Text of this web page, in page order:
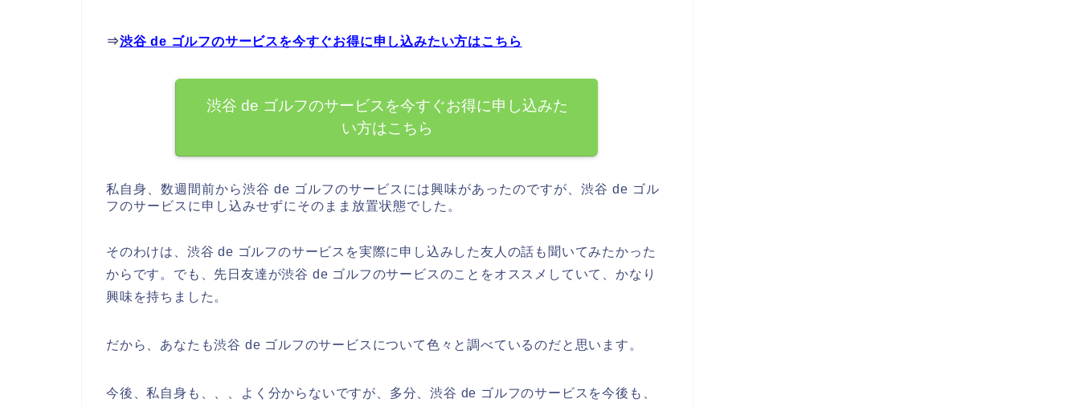
⇒渋谷 de ゴルフのサービスを今すぐお得に申し込みたい方はこちら
渋谷 de ゴルフのサービスを今すぐお得に申し込みた
い方はこちら
私自身、数週間前から渋谷 de ゴルフのサービスには興味があったのですが、渋谷 de ゴル
フのサービスに申し込みせずにそのまま放置状態でした。
そのわけは、渋谷 de ゴルフのサービスを実際に申し込みした友人の話も聞いてみたかった
からです。でも、先日友達が渋谷 de ゴルフのサービスのことをオススメしていて、かなり
興味を持ちました。
だから、あなたも渋谷 de ゴルフのサービスについて色々と調べているのだと思います。
今後、私自身も、、、よく分からないですが、多分、渋谷 de ゴルフのサービスを今後も、